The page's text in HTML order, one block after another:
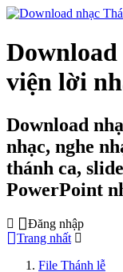
viện lời
Download
nhạc, nghe
thánh ca,
PowerPoint
Đăng nhập
Trang nhất
File Thánh lễ